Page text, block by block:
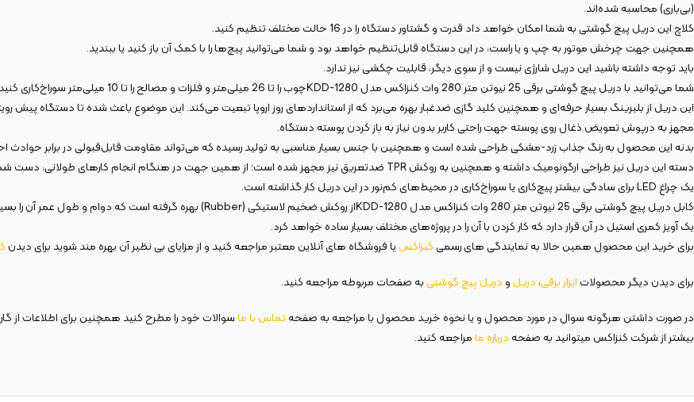
(بی‌باری) محاسبه شده‌اند.
کلاچ این دریل پیچ گوشتی به شما امکان خواهد داد قدرت و گشتاور دستگاه را در 16 حالت مختلف تنظیم کنید.
همچنین جهت چرخش موتور به چپ و یا راست، در این دستگاه قابل‌تنظیم خواهد بود و شما می‌توانید پیچ‌ها را با کمک آن باز کنید یا ببندید.
باید توجه داشته باشید این دریل شارژی نیست و از سوی دیگر، قابلیت چکشی نیز ندارد.
شما می‌توانید با دریل پیچ گوشتی برقی 25 نیوتن متر 280 وات کنزاکس مدل KDD-1280چوب را تا 26 میلی‌متر و فلزات و مصالح را تا 10 میلی‌متر سوراخ‌کاری کنید.
این دریل از بلبرینگ بسیار حرفه‌ای و همچنین کلید گازی ضدغبار بهره می‌برد که از استانداردهای روز اروپا تبعیت می‌کند. این موضوع باعث شده تا دستگاه پیش
مجهز به درپوش تعویض ذغال روی پوسته جهت راحتی کاربر بدون نیاز به باز کردن پوسته دستگاه.
بدنه این محصول به رنگ جذاب زرد-مشکی طراحی شده است و همچنین با جنس بسیار مناسبی به تولید رسیده که می‌تواند مقاومت قابل‌قبولی در برابر حوادث
دسته این دریل نیز طراحی ارگونومیک داشته و همچنین به روکش TPR ضدتعریق نیز مجهز شده است؛ از همین جهت در هنگام انجام کارهای طولانی، دست شما را خسته نمی‌کند و امکان لیز خوردن آن هم در حد صفر است.
یک چراغ LED برای سادگی بیشتر پیچ‌کاری یا سوراخ‌کاری در محیط‌های کم‌نور در این دریل کار گذاشته است.
کابل دریل پیچ گوشتی برقی 25 نیوتن متر 280 وات کنزاکس مدل KDD-1280از روکش ضخیم لاستیکی (Rubber) بهره گرفته است که دوام و طول عمر آن را بسیار افزایش می‌دهد.
یک آویز کمری استیل در آن قرار دارد که کار کردن با آن را در پروژه‌های مختلف بسیار ساده خواهد کرد.
برای خرید این محصول همین حالا به نمایندگی های رسمیکنزاکسیا فروشگاه های آنلاین معتبر مراجعه کنید و از مزایای بی نظیر آن بهره مند شوید برای دیدن
برای دیدن دیگر محصولاتابزاربرقی، دریلودریل پیچ گوشتیبه صفحات مربوطه مراجعه کنید.
در صورت داشتن هرگونه سوال در مورد محصول و یا نحوه خرید محصول با مراجعه به صفحهتماسباماسوالات خود را مطرح کنید همچنین برای اطلاعات از
بیشتر از شرکت کنزاکس میتوانید به صفحهدربارهمامراجعه کنید.